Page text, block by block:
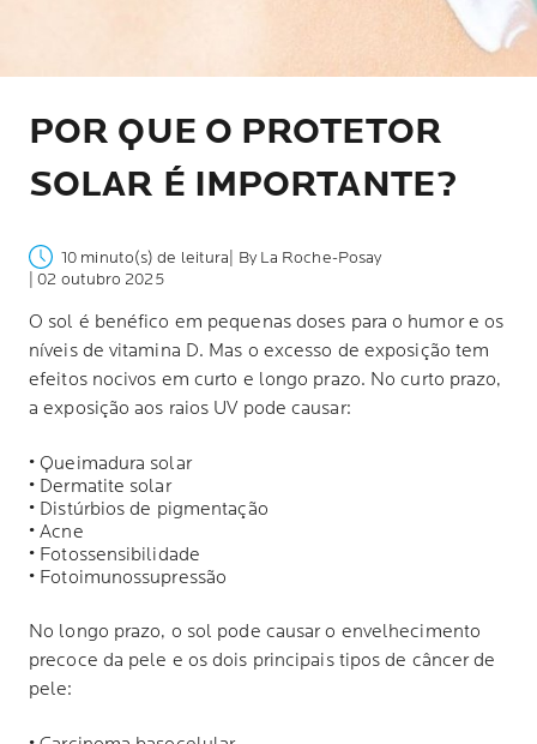
POR QUE O PROTETOR
SOLAR É IMPORTANTE?
10 minuto(s) de leitura | By La Roche-Posay
| 02 outubro 2025
O sol é benéfico em pequenas doses para o humor e os
níveis de vitamina D. Mas o excesso de exposição tem
efeitos nocivos em curto e longo prazo. No curto prazo,
a exposição aos raios UV pode causar:
• Queimadura solar
• Dermatite solar
• Distúrbios de pigmentação
• Acne
• Fotossensibilidade
• Fotoimunossupressão
No longo prazo, o sol pode causar o envelhecimento
precoce da pele e os dois principais tipos de câncer de
pele: